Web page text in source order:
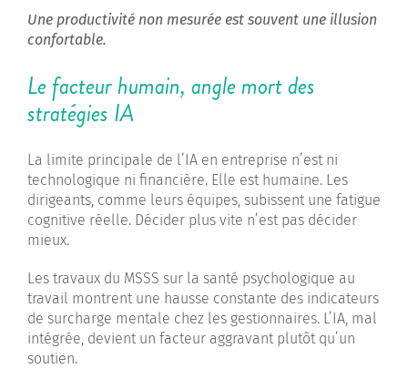
Une productivité non mesurée est souvent une illusion
confortable.
Le facteur humain, angle mort des
stratégies IA
La limite principale de l’IA en entreprise n’est ni
technologique ni financière. Elle est humaine. Les
dirigeants, comme leurs équipes, subissent une fatigue
cognitive réelle. Décider plus vite n’est pas décider
mieux.
Les travaux du MSSS sur la santé psychologique au
travail montrent une hausse constante des indicateurs
de surcharge mentale chez les gestionnaires. L’IA, mal
intégrée, devient un facteur aggravant plutôt qu’un
soutien.